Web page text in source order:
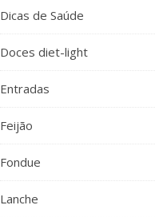
Dicas de Saúde
Doces diet-light
Entradas
Feijão
Fondue
Lanche